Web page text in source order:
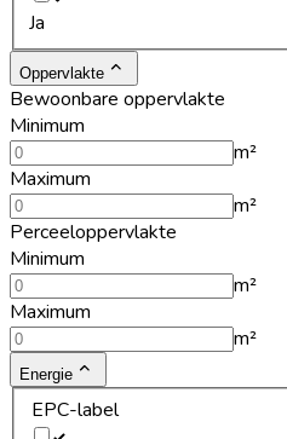
Ja
Oppervlakte
Bewoonbare oppervlakte
Minimum
m²
Maximum
m²
Perceeloppervlakte
Minimum
m²
Maximum
m²
Energie
EPC-label